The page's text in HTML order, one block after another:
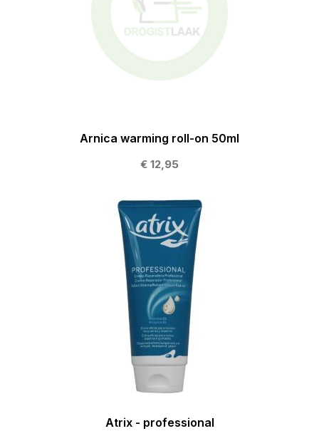
Arnica warming roll-on 50ml
€ 12,95
Atrix - professional